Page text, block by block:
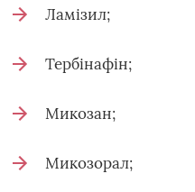
Ламізил;
Тербінафін;
Микозан;
Микозорал;